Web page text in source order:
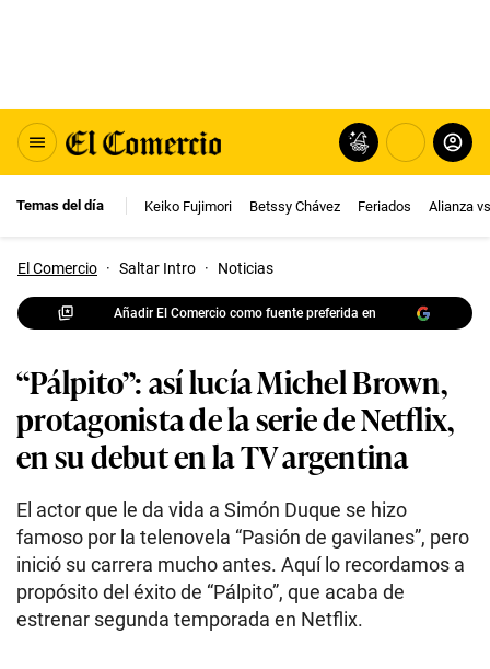
Temas del día Keiko Fujimori Betssy Chávez Feriados Alianza
El Comercio · Saltar Intro · Noticias
Añadir El Comercio como fuente preferida en
“Pálpito”: así lucía Michel Brown,
protagonista de la serie de Netflix,
en su debut en la TV argentina
El actor que le da vida a Simón Duque se hizo
famoso por la telenovela “Pasión de gavilanes”, pero
inició su carrera mucho antes. Aquí lo recordamos a
propósito del éxito de “Pálpito”, que acaba de
estrenar segunda temporada en Netflix.